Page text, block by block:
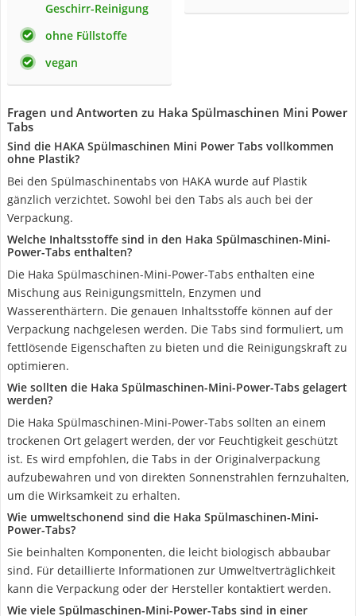
Geschirr-Reinigung
ohne Füllstoffe
vegan
Fragen und Antworten zu Haka Spülmaschinen Mini Power
Tabs
Sind die HAKA Spülmaschinen Mini Power Tabs vollkommen
ohne Plastik?
Bei den Spülmaschinentabs von HAKA wurde auf Plastik
gänzlich verzichtet. Sowohl bei den Tabs als auch bei der
Verpackung.
Welche Inhaltsstoffe sind in den Haka Spülmaschinen-Mini-
Power-Tabs enthalten?
Die Haka Spülmaschinen-Mini-Power-Tabs enthalten eine
Mischung aus Reinigungsmitteln, Enzymen und
Wasserenthärtern. Die genauen Inhaltsstoffe können auf der
Verpackung nachgelesen werden. Die Tabs sind formuliert, um
fettlösende Eigenschaften zu bieten und die Reinigungskraft zu
optimieren.
Wie sollten die Haka Spülmaschinen-Mini-Power-Tabs gelagert
werden?
Die Haka Spülmaschinen-Mini-Power-Tabs sollten an einem
trockenen Ort gelagert werden, der vor Feuchtigkeit geschützt
ist. Es wird empfohlen, die Tabs in der Originalverpackung
aufzubewahren und von direkten Sonnenstrahlen fernzuhalten,
um die Wirksamkeit zu erhalten.
Wie umweltschonend sind die Haka Spülmaschinen-Mini-
Power-Tabs?
Sie beinhalten Komponenten, die leicht biologisch abbaubar
sind. Für detaillierte Informationen zur Umweltverträglichkeit
kann die Verpackung oder der Hersteller kontaktiert werden.
Wie viele Spülmaschinen-Mini-Power-Tabs sind in einer